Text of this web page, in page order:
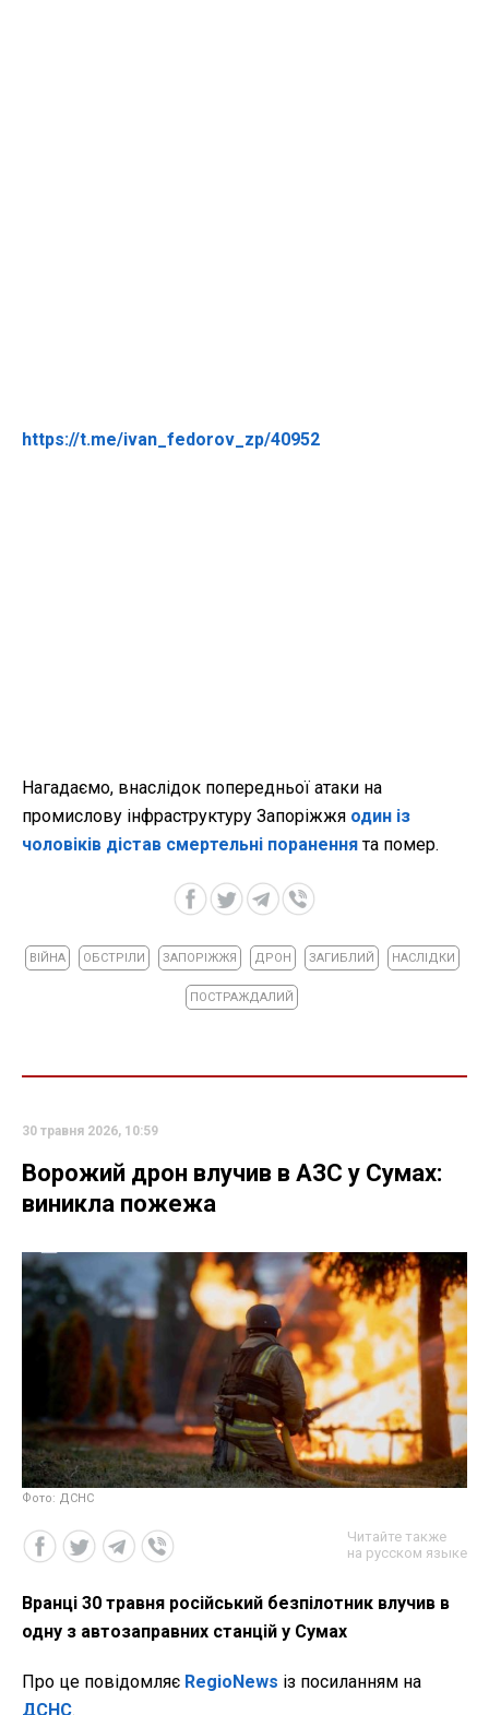
https://t.me/ivan_fedorov_zp/40952
Нагадаємо, внаслідок попередньої атаки на
промислову інфраструктуру Запоріжжя один із
чоловіків дістав смертельні пораненнята помер.
ВІЙНА ОБСТРІЛИ ЗАПОРІЖЖЯ ДРОН ЗАГИБЛИЙ НАСЛІДКИ
ПОСТРАЖДАЛИЙ
30 травня 2026, 10:59
Ворожий дрон влучив в АЗС у Сумах:
виникла пожежа
Фото: ДСНС
Читайте также
на русском языке
Вранці 30 травня російський безпілотник влучив в
одну з автозаправних станцій у Сумах
Про це повідомляє RegioNews із посиланням на
ДСНС.